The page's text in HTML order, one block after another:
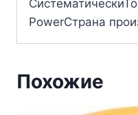
PowerСтрана
Похожие